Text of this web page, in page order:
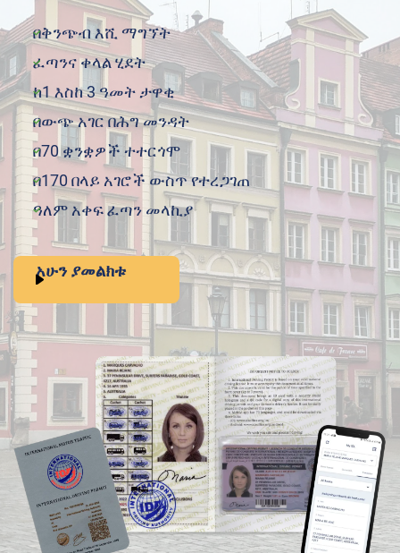
በቅንጭብ እሺ ማግኘት
ፈጣንና ቀላል ሂደት
ከ1 እስከ 3 ዓመት ታዋቂ
በውጭ አገር በሕግ መንዳት
በ70 ቋንቋዎች ተተርጎሞ
በ170 በላይ አገሮች ውስጥ የተረጋገጠ
ዓለም አቀፍ ፈጣን መላኪያ
አሁን ያመልክቱ